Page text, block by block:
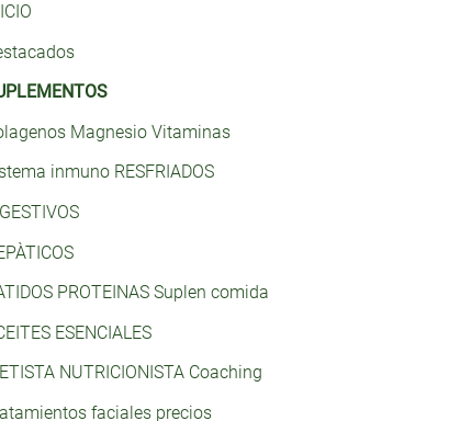
Magnesio Vitaminas
inmuno RESFRIADOS
PROTEINAS Suplen comida
ESENCIALES
NUTRICIONISTA Coaching
faciales precios